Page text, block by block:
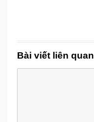
Bài viết liên quan